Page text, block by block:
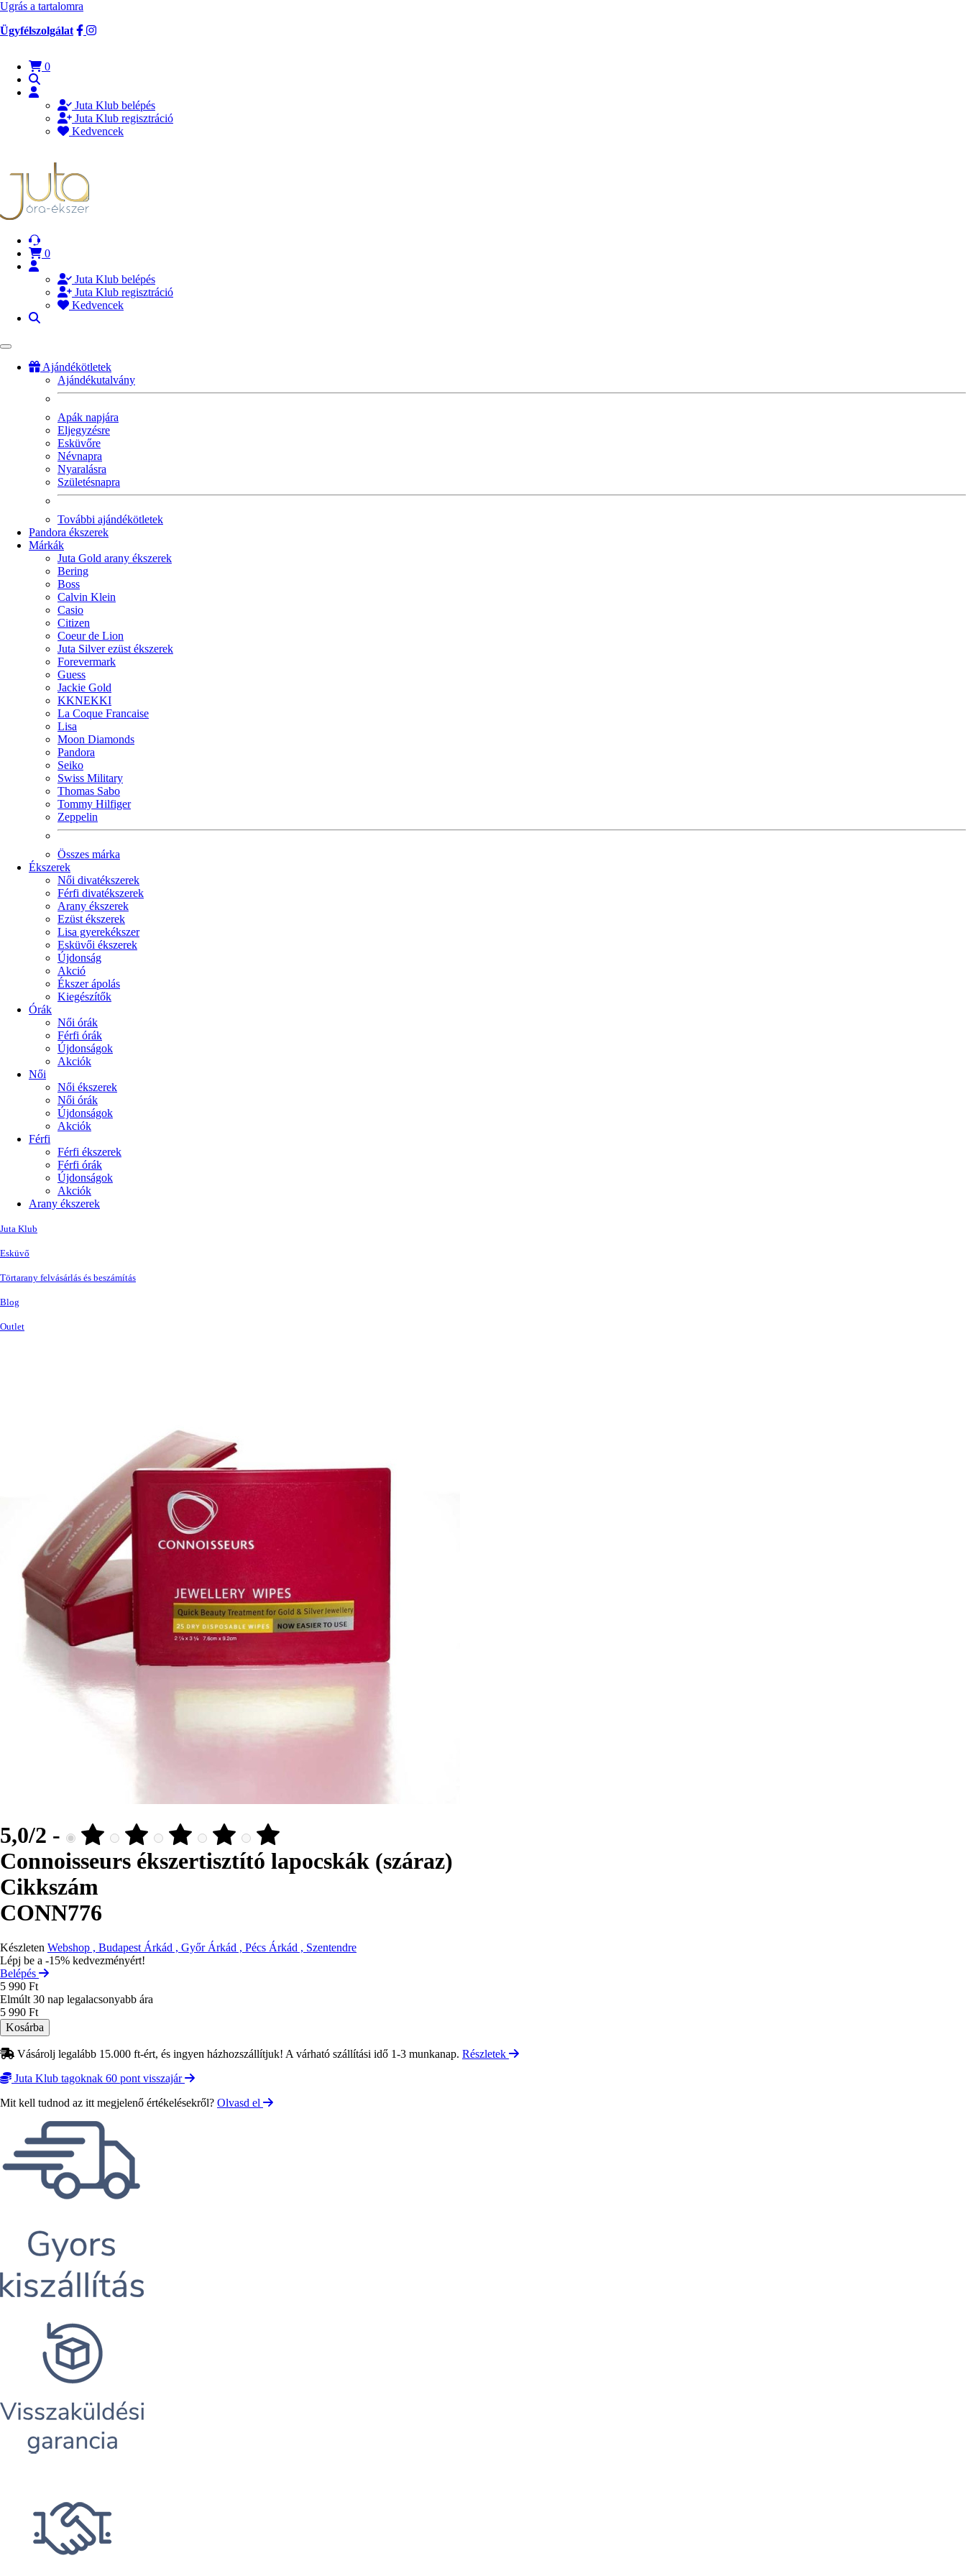
Ugrás a tartalomra
Ügyfélszolgálat
0
Juta Klub belépés
Juta Klub regisztráció
Kedvencek
0
Juta Klub belépés
Juta Klub regisztráció
Kedvencek
Ajándékötletek
Ajándékutalvány
Apák napjára
Eljegyzésre
Esküvőre
Névnapra
Nyaralásra
Születésnapra
További ajándékötletek
Pandora ékszerek
Márkák
Juta Gold arany ékszerek
Bering
Boss
Calvin Klein
Casio
Citizen
Coeur de Lion
Juta Silver ezüst ékszerek
Forevermark
Guess
Jackie Gold
KKNEKKI
La Coque Francaise
Lisa
Moon Diamonds
Pandora
Seiko
Swiss Military
Thomas Sabo
Tommy Hilfiger
Zeppelin
Összes márka
Ékszerek
Női divatékszerek
Férfi divatékszerek
Arany ékszerek
Ezüst ékszerek
Lisa gyerekékszer
Esküvői ékszerek
Újdonság
Akció
Ékszer ápolás
Kiegészítők
Órák
Női órák
Férfi órák
Újdonságok
Akciók
Női
Női ékszerek
Női órák
Újdonságok
Akciók
Férfi
Férfi ékszerek
Férfi órák
Újdonságok
Akciók
Arany ékszerek
Juta Klub
Esküvő
Törtarany felvásárlás és beszámítás
Blog
Outlet
5,0/2 -
Connoisseurs ékszertisztító lapocskák (száraz)
Cikkszám
CONN776
Készleten Webshop , Budapest Árkád , Győr Árkád , Pécs Árkád , Szentendre
Lépj be a -15% kedvezményért!
Belépés
5 990 Ft
Elmúlt 30 nap legalacsonyabb ára
5 990 Ft
Vásárolj legalább 15.000 ft-ért, és ingyen házhozszállítjuk! A várható szállítási idő 1-3 munkanap. Részletek
Juta Klub tagoknak 60 pont visszajár
Mit kell tudnod az itt megjelenő értékelésekről? Olvasd el